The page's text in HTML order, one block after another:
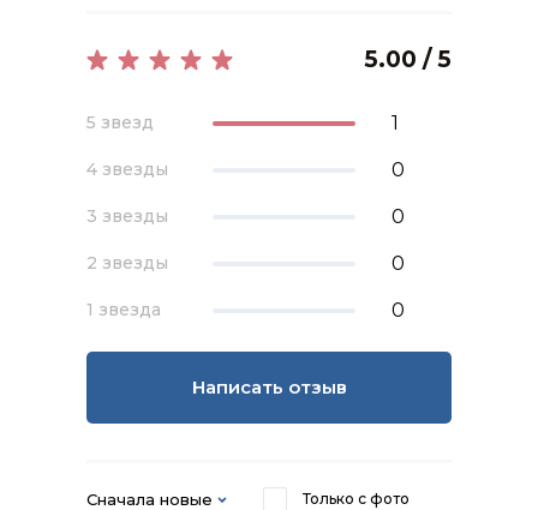
5.00 / 5
5 звезд 1
4 звезды 0
3 звезды 0
2 звезды 0
1 звезда 0
Написать отзыв
Сначала новые Только с фото